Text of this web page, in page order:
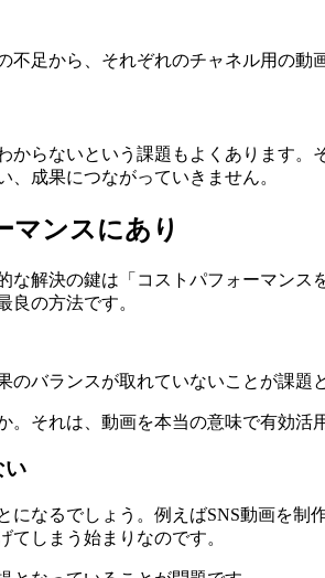
足から、それぞれのチャネル用の動
らないという課題もよくあります
成果につながっていきません。
マンスにあり
解決の鍵は「コストパフォーマン
良の方法です。
バランスが取れていないことが課題
それは、動画を本当の意味で有効活
い
なるでしょう。例えばSNS動画を
しまう始まりなのです。